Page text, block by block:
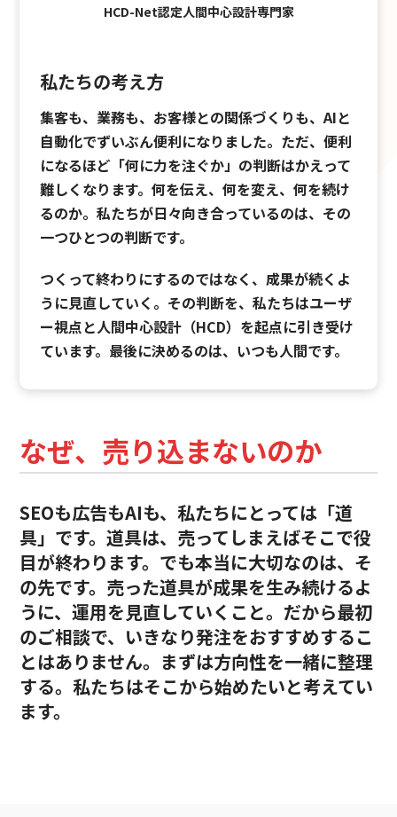
私たちの考え方
集客も、業務も、お客様との関係づくりも、AIと
自動化でずいぶん便利になりました。ただ、便利
になるほど「何に力を注ぐか」の判断はかえって
難しくなります。何を伝え、何を変え、何を続け
るのか。私たちが日々向き合っているのは、その
一つひとつの判断です。
つくって終わりにするのではなく、成果が続くよ
うに見直していく。その判断を、私たちはユーザ
ー視点と人間中心設計（HCD）を起点に引き受け
ています。最後に決めるのは、いつも人間です。
HCD-Net認定人間中心設計専門家
なぜ、売り込まないのか
SEOも広告もAIも、私たちにとっては「道
具」です。道具は、売ってしまえばそこで役
目が終わります。でも本当に大切なのは、そ
の先です。売った道具が成果を生み続けるよ
うに、運用を見直していくこと。だから最初
のご相談で、いきなり発注をおすすめするこ
とはありません。まずは方向性を一緒に整理
する。私たちはそこから始めたいと考えてい
ます。